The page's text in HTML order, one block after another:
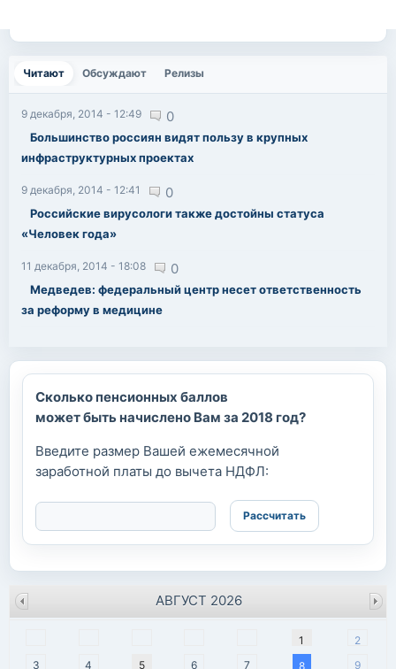
Читают
(активная вкладка)
Обсуждают Релизы
9 декабря, 2014 - 12:49 0
Большинство россиян видят пользу в крупных
инфраструктурных проектах
9 декабря, 2014 - 12:41 0
Российские вирусологи также достойны статуса
«Человек года»
11 декабря, 2014 - 18:08 0
Медведев: федеральный центр несет ответственность
за реформу в медицине
Сколько пенсионных баллов
может быть начислено Вам за 2018 год?
Введите размер Вашей ежемесячной
заработной платы до вычета НДФЛ:
1
2
3
4 5 6 7 8
9
АВГУСТ 2026